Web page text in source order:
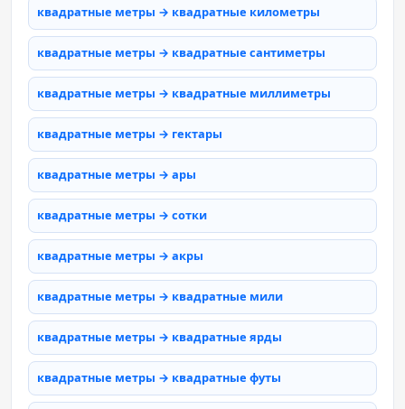
квадратные метры → квадратные километры
квадратные метры → квадратные сантиметры
квадратные метры → квадратные миллиметры
квадратные метры → гектары
квадратные метры → ары
квадратные метры → сотки
квадратные метры → акры
квадратные метры → квадратные мили
квадратные метры → квадратные ярды
квадратные метры → квадратные футы